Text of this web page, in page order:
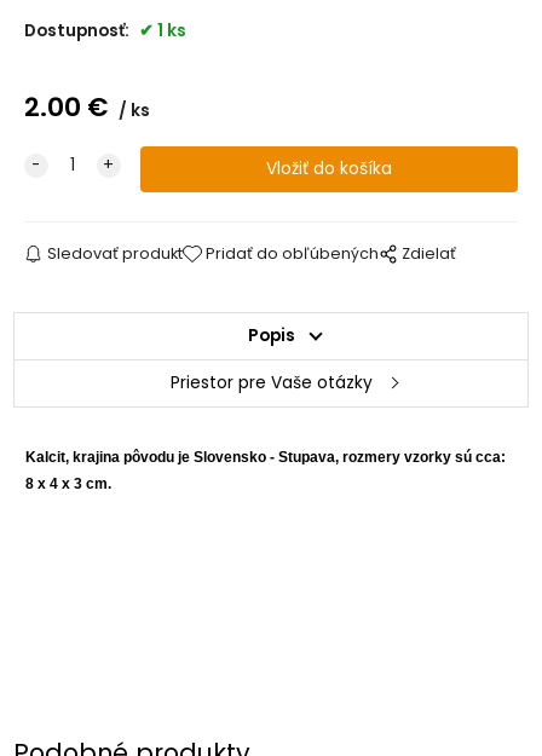
Dostupnosť: 1 ks
2.00 € ks
Sledovať produkt Pridať do obľúbených Zdielať
Popis
Priestor pre Vaše otázky
Kalcit, krajina pôvodu je Slovensko - Stupava, rozmery vzorky sú cca:
8 x 4 x 3 cm.